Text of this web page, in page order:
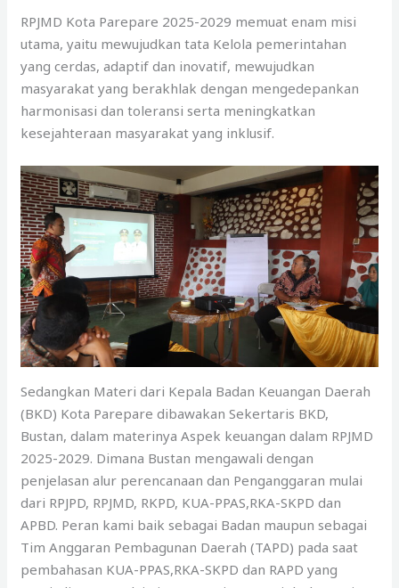
RPJMD Kota Parepare 2025-2029 memuat enam misi
utama, yaitu mewujudkan tata Kelola pemerintahan
yang cerdas, adaptif dan inovatif, mewujudkan
masyarakat yang berakhlak dengan mengedepankan
harmonisasi dan toleransi serta meningkatkan
kesejahteraan masyarakat yang inklusif.
Sedangkan Materi dari Kepala Badan Keuangan Daerah
(BKD) Kota Parepare dibawakan Sekertaris BKD,
Bustan, dalam materinya Aspek keuangan dalam RPJMD
2025-2029. Dimana Bustan mengawali dengan
penjelasan alur perencanaan dan Penganggaran mulai
dari RPJPD, RPJMD, RKPD, KUA-PPAS,RKA-SKPD dan
APBD. Peran kami baik sebagai Badan maupun sebagai
Tim Anggaran Pembagunan Daerah (TAPD) pada saat
pembahasan KUA-PPAS,RKA-SKPD dan RAPD yang